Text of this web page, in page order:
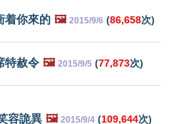
着你來的 🖼️ 2015/9/6 (86,658次)
特赦令 🖼️ 2015/9/5 (77,873次)
容詭異 🖼️ 2015/9/4 (109,644次)